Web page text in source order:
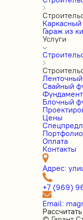
Гараж из
Услуги
Свайный
Блочный
Цены
Портфолио
Оплата
Контакты
Адрес:
+7 (969)
Email: